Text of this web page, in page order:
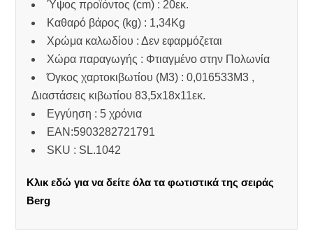
Ύψος προϊόντος (cm) : 20εκ.
Καθαρό βάρος (kg) : 1,34Kg
Χρώμα καλωδίου : Δεν εφαρμόζεται
Χώρα παραγωγής : Φτιαγμένο στην Πολωνία
Όγκος χαρτοκιβωτίου (M3) : 0,016533M3 ,
Διαστάσεις κιβωτίου 83,5x18x11εκ.
Εγγύηση : 5 χρόνια
EAN:5903282721791
SKU : SL.1042
Κλικ εδώ για να δείτε όλα τα φωτιστικά της σειράς
Berg